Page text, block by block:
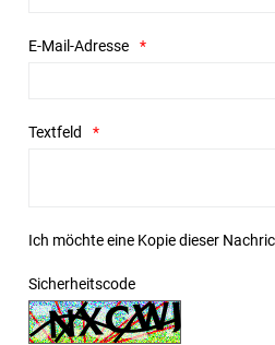
E-Mail-Adresse
Textfeld
Ich möchte eine Kopie dieser
Sicherheitscode